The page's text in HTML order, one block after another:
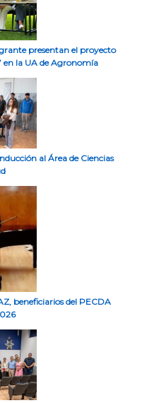
presentan el proyecto
en la UA de Agronomía
al Área de Ciencias
beneficiarios del PECDA